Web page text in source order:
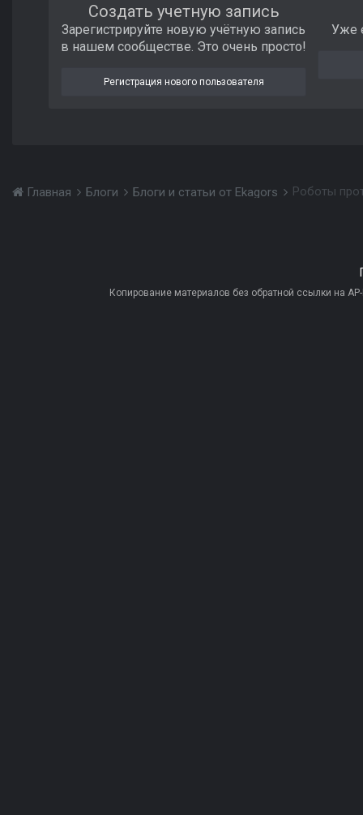
Создать учетную запись
Зарегистрируйте новую учётную запись
в нашем сообществе. Это очень просто!
Регистрация нового пользователя
Уже
Главная Блоги Блоги и статьи от Ekagors Роботы
Копирование материалов без обратной ссылки на